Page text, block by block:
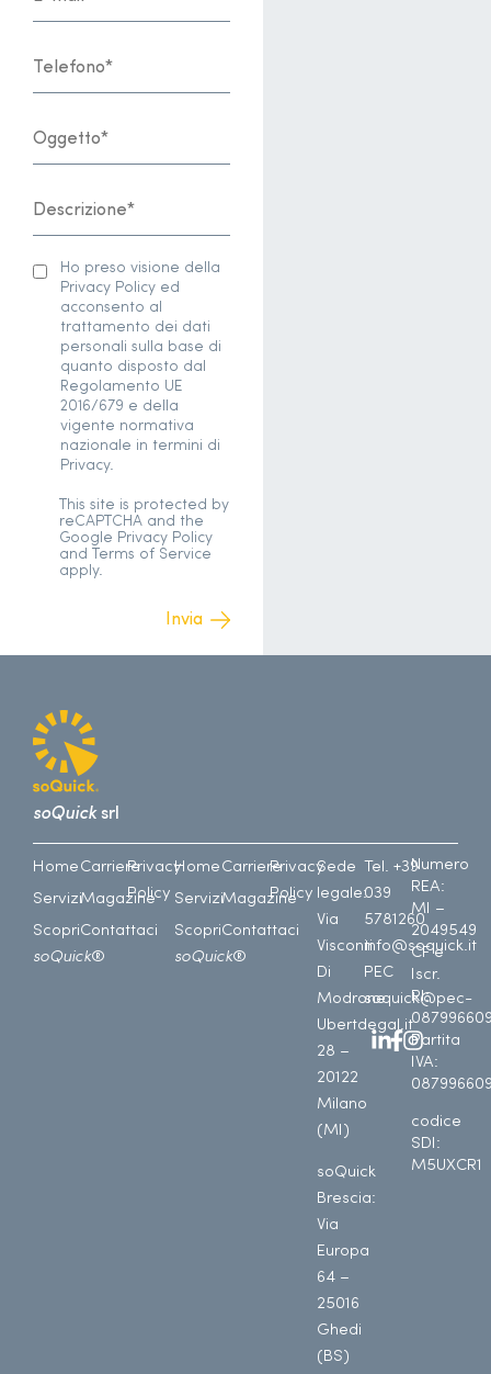
Ho preso visione della
Privacy Policy ed
acconsento al
trattamento dei dati
personali sulla base di
quanto disposto dal
Regolamento UE
2016/679 e della
vigente normativa
nazionale in termini di
Privacy.
This site is protected by
reCAPTCHA and the
Google Privacy Policy
and Terms of Service
apply.
soQuicksrl
Home
Servizi
Scopri
soQuick®
Carriere
Magazine
Contattaci
Privacy
Policy
Home
Servizi
Scopri
soQuick®
Carriere
Magazine
Contattaci
Privacy
Policy
Sede
legale:
Via
Visconti
Di
Modrone
Uberto
28 –
20122
Milano
(MI)
soQuick
Brescia:
Via
Europa
64 –
25016
Ghedi
(BS)
Tel. +39
039
5781260
info@soquick.it
PEC
soquick@pec-
legal.it
Numero
REA:
MI –
2049549
CF e
Iscr.
RI:
Partita
IVA:
codice
SDI:
M5UXCR1